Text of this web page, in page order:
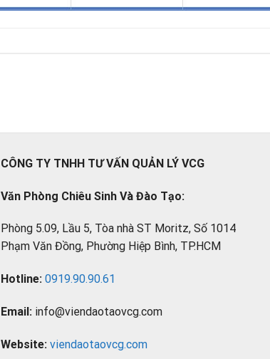
CÔNG TY TNHH TƯ VẤN QUẢN LÝ VCG
Văn Phòng Chiêu Sinh Và Đào Tạo:
Phòng 5.09, Lầu 5, Tòa nhà ST Moritz, Số 1014
Phạm Văn Đồng, Phường Hiệp Bình, TP.HCM
Hotline: 0919.90.90.61
Email: info@viendaotaovcg.com
Website: viendaotaovcg.com